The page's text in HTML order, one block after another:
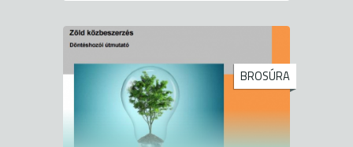
BROSÚRA